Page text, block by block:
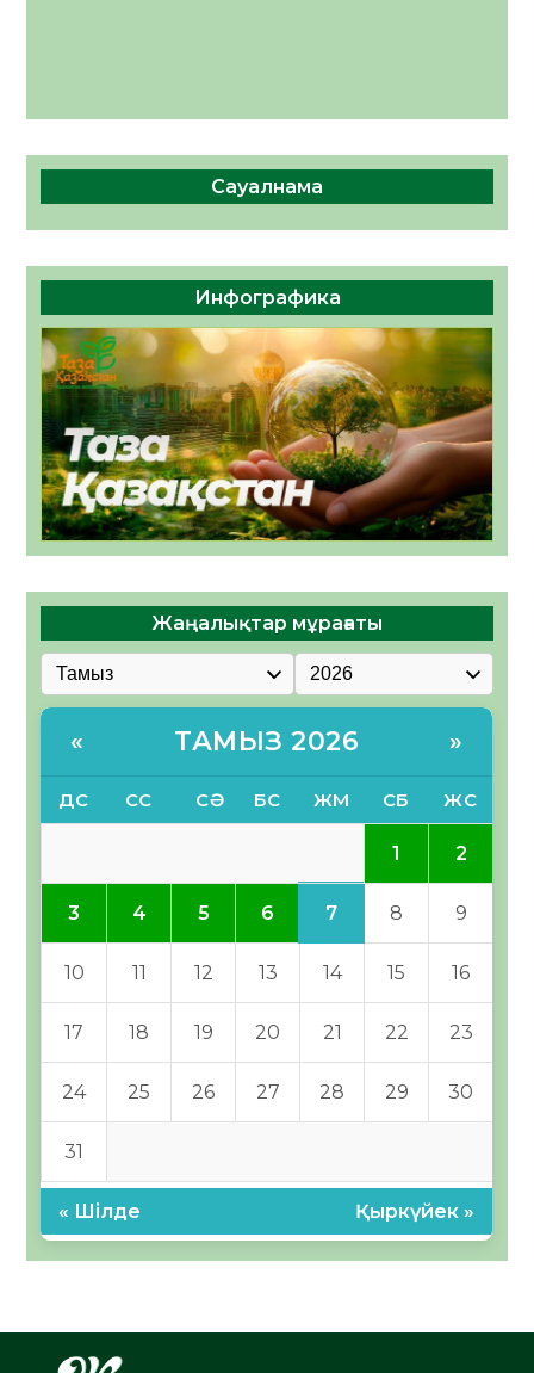
Сауалнама
Инфографика
Жаңалықтар мұрағаты
« ТАМЫЗ 2026 »
ДС СС СӘ БС ЖМ СБ ЖС
1 2
3 4 5 6 7 8 9
10 11 12 13 14 15 16
17 18 19 20 21 22 23
24 25 26 27 28 29 30
31
« Шілде Қыркүйек »